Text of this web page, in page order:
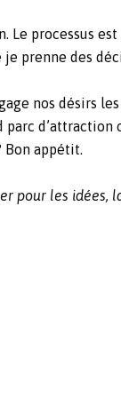
Le processus
prenne des
nos désirs
Bon appétit.
pour les idées,